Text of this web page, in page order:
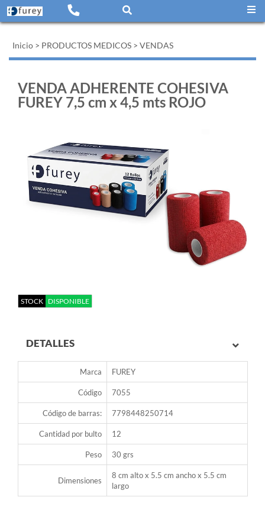
Inicio > PRODUCTOS MEDICOS > VENDAS
VENDA ADHERENTE COHESIVA
FUREY 7,5 cm x 4,5 mts ROJO
STOCK DISPONIBLE
DETALLES
Marca FUREY
Código 7055
Código de barras: 7798448250714
Cantidad por bulto 12
Peso 30 grs
Dimensiones
8 cm alto x 5.5 cm ancho x 5.5 cm
largo